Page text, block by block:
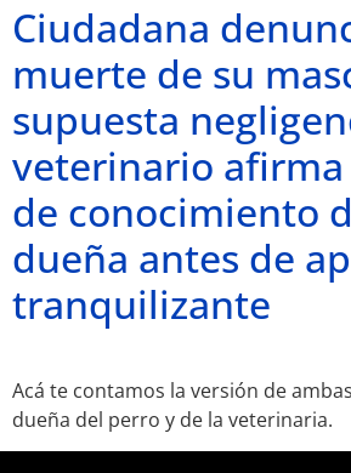
Ciudadana
muerte de su
supuesta
veterinario
de conocimiento
dueña antes de
tranquilizante
Acá te contamos la versión de
dueña del perro y de la veterinaria.